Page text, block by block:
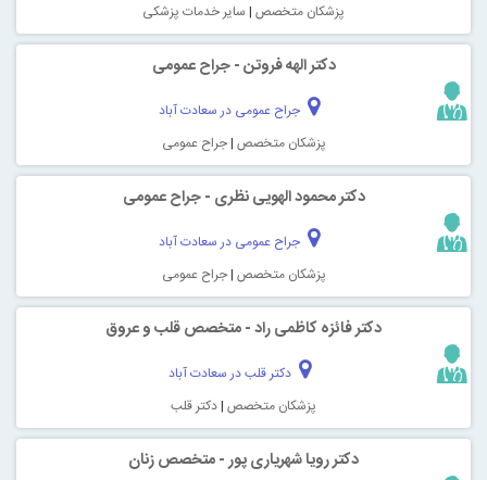
پزشکان متخصص | سایر خدمات پزشکی
دکتر الهه فروتن - جراح عمومی
جراح عمومی در سعادت آباد
پزشکان متخصص |جراح عمومی
دکتر محمود الهویی نظری - جراح عمومی
جراح عمومی در سعادت آباد
پزشکان متخصص |جراح عمومی
دکتر فائزه کاظمی راد - متخصص قلب و عروق
دکتر قلب در سعادت آباد
پزشکان متخصص |دکتر قلب
دکتر رویا شهریاری پور - متخصص زنان